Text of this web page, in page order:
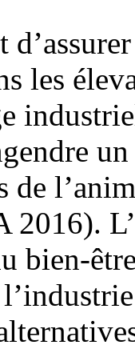
les
de
2016).
bien-